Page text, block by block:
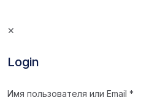
✕
Login
Имя пользователя или Email*